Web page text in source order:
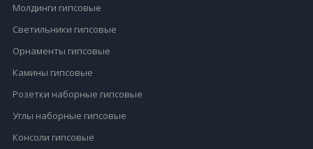
Молдинги гипсовые
Светильники гипсовые
Орнаменты гипсовые
Камины гипсовые
Розетки наборные гипсовые
Углы наборные гипсовые
Консоли гипсовые